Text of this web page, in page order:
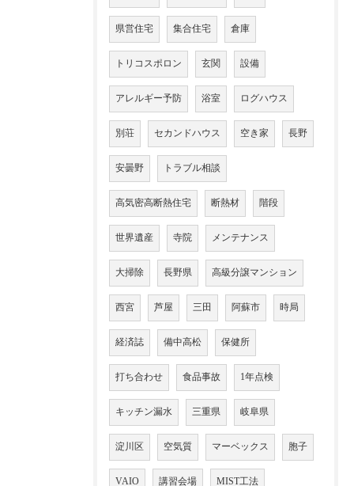
県営住宅 集合住宅 倉庫
トリコスポロン 玄関 設備
アレルギー予防 浴室 ログハウス
別荘 セカンドハウス 空き家 長野
安曇野 トラブル相談
高気密高断熱住宅 断熱材 階段
世界遺産 寺院 メンテナンス
大掃除 長野県 高級分譲マンション
西宮 芦屋 三田 阿蘇市 時局
経済誌 備中高松 保健所
打ち合わせ 食品事故 1年点検
キッチン漏水 三重県 岐阜県
淀川区 空気質 マーベックス 胞子
VAIO 講習会場 MIST工法